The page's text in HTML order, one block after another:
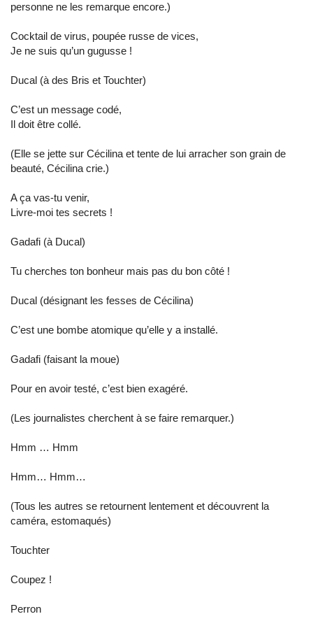
personne ne les remarque encore.)
Cocktail de virus, poupée russe de vices,
Je ne suis qu’un gugusse !
Ducal (à des Bris et Touchter)
C’est un message codé,
Il doit être collé.
(Elle se jette sur Cécilina et tente de lui arracher son grain de
beauté, Cécilina crie.)
A ça vas-tu venir,
Livre-moi tes secrets !
Gadafi (à Ducal)
Tu cherches ton bonheur mais pas du bon côté !
Ducal (désignant les fesses de Cécilina)
C’est une bombe atomique qu’elle y a installé.
Gadafi (faisant la moue)
Pour en avoir testé, c’est bien exagéré.
(Les journalistes cherchent à se faire remarquer.)
Hmm … Hmm
Hmm… Hmm…
(Tous les autres se retournent lentement et découvrent la
caméra, estomaqués)
Touchter
Coupez !
Perron